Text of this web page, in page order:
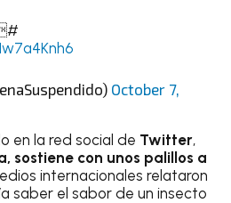
October 7,
en la red social de Twitter,
sostiene con unos palillos a
internacionales relataron
saber el sabor de un insecto